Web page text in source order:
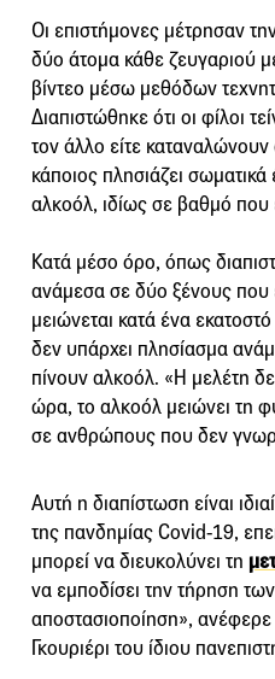
Οι επιστήμονες μέτρησαν
δύο άτομα κάθε ζευγαριού
βίντεο μέσω μεθόδων
Διαπιστώθηκε ότι οι φίλοι
τον άλλο είτε
κάποιος πλησιάζει
αλκοόλ, ιδίως σε βαθμό που
Κατά μέσο όρο, όπως
ανάμεσα σε δύο ξένους που
μειώνεται κατά ένα
δεν υπάρχει πλησίασμα
πίνουν αλκοόλ. «Η μελέτη
ώρα, το αλκοόλ μειώνει τη
σε ανθρώπους που δεν
Αυτή η διαπίστωση είναι
της πανδημίας Covid-19,
μπορεί να διευκολύνει τη
να εμποδίσει την τήρηση
αποστασιοποίηση»,
Γκουριέρι του ίδιου